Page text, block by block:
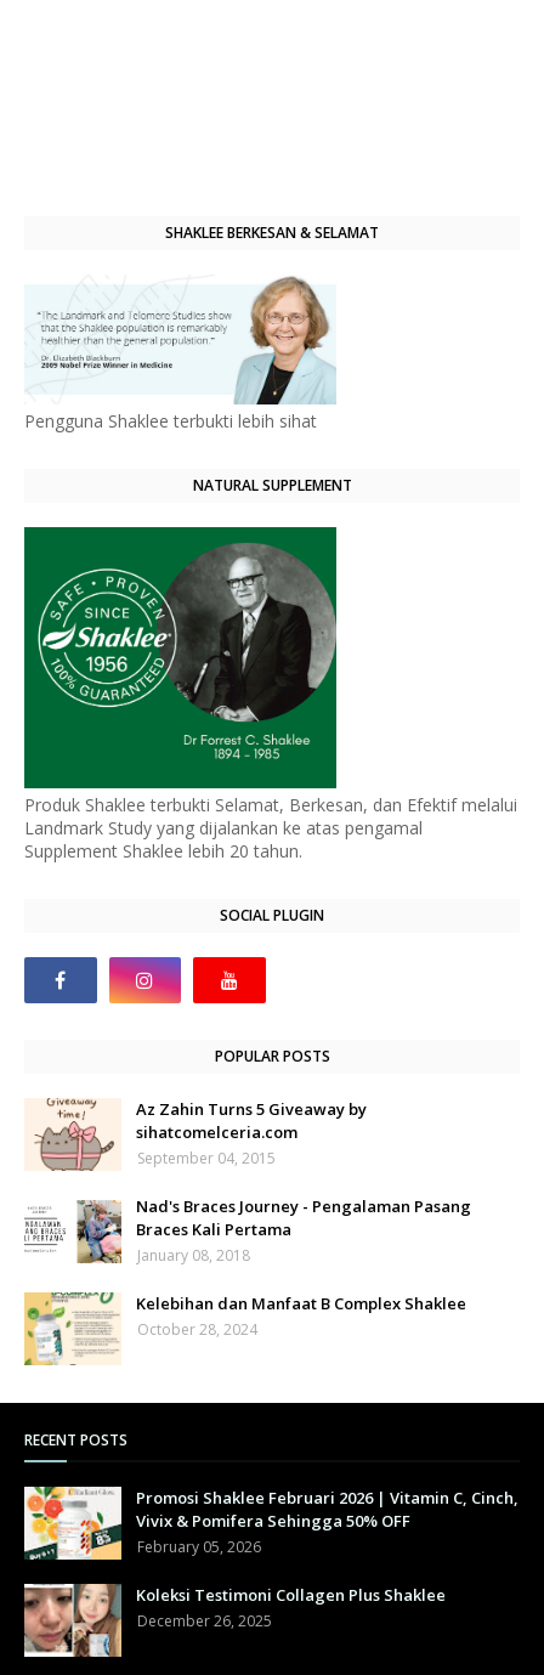
SHAKLEE BERKESAN & SELAMAT
Pengguna Shaklee terbukti lebih sihat
NATURAL SUPPLEMENT
Produk Shaklee terbukti Selamat, Berkesan, dan Efektif melalui
Landmark Study yang dijalankan ke atas pengamal
Supplement Shaklee lebih 20 tahun.
SOCIAL PLUGIN
POPULAR POSTS
Az Zahin Turns 5 Giveaway by
sihatcomelceria.com
September 04, 2015
Nad's Braces Journey - Pengalaman Pasang
Braces Kali Pertama
January 08, 2018
Kelebihan dan Manfaat B Complex Shaklee
October 28, 2024
RECENT POSTS
Promosi Shaklee Februari 2026 | Vitamin C, Cinch,
Vivix & Pomifera Sehingga 50% OFF
February 05, 2026
Koleksi Testimoni Collagen Plus Shaklee
December 26, 2025